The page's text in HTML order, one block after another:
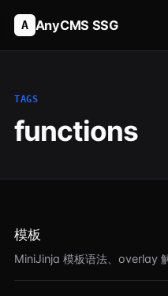
A AnyCMS SSG
TAGS
functions
模板
MiniJinja 模板语法、overlay